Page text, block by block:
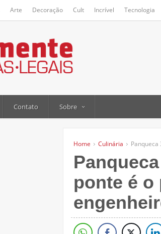
Arte Decoração Cult Incrível Tecnologia
Contato Sobre
Home Culinária
ponte é o